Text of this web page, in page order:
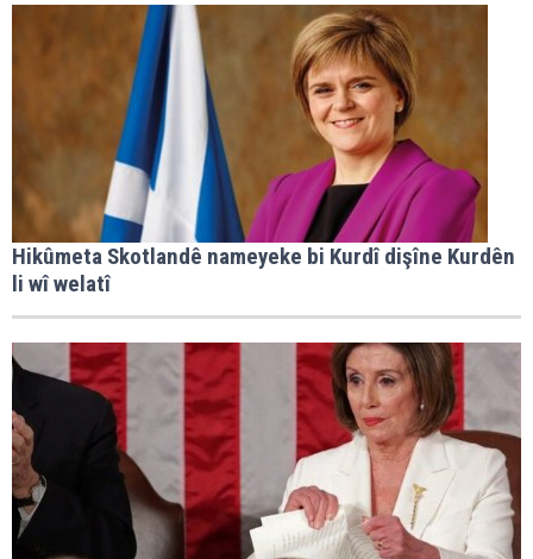
Hikûmeta Skotlandê nameyeke bi Kurdî dişîne Kurdên
li wî welatî